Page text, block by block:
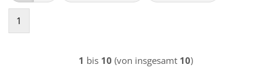
1
1 bis 10 (von insgesamt 10)